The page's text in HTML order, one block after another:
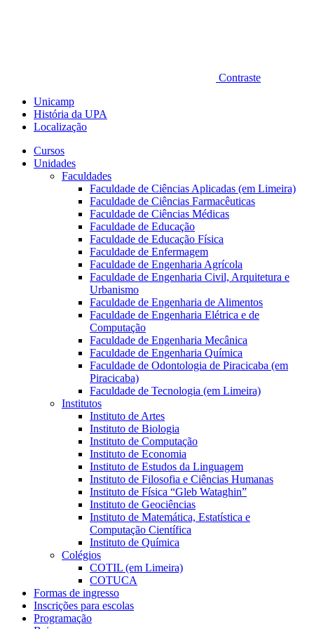
Contraste
Unicamp
História da UPA
Localização
Cursos
Unidades
Faculdades
Faculdade de Ciências Aplicadas (em Limeira)
Faculdade de Ciências Farmacêuticas
Faculdade de Ciências Médicas
Faculdade de Educação
Faculdade de Educação Física
Faculdade de Enfermagem
Faculdade de Engenharia Agrícola
Faculdade de Engenharia Civil, Arquitetura e
Urbanismo
Faculdade de Engenharia de Alimentos
Faculdade de Engenharia Elétrica e de
Computação
Faculdade de Engenharia Mecânica
Faculdade de Engenharia Química
Faculdade de Odontologia de Piracicaba (em
Piracicaba)
Faculdade de Tecnologia (em Limeira)
Institutos
Instituto de Artes
Instituto de Biologia
Instituto de Computação
Instituto de Economia
Instituto de Estudos da Linguagem
Instituto de Filosofia e Ciências Humanas
Instituto de Física “Gleb Wataghin”
Instituto de Geociências
Instituto de Matemática, Estatística e
Computação Científica
Instituto de Química
Colégios
COTIL (em Limeira)
COTUCA
Formas de ingresso
Inscrições para escolas
Programação